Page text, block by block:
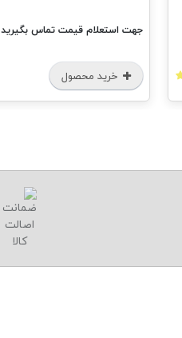
جهت استعلام قیمت تماس بگیرید
خرید محصول